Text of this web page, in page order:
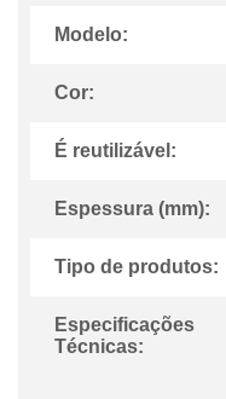
Modelo:
Cor:
É reutilizável:
Espessura (mm):
Tipo de produtos:
Especificações
Técnicas: